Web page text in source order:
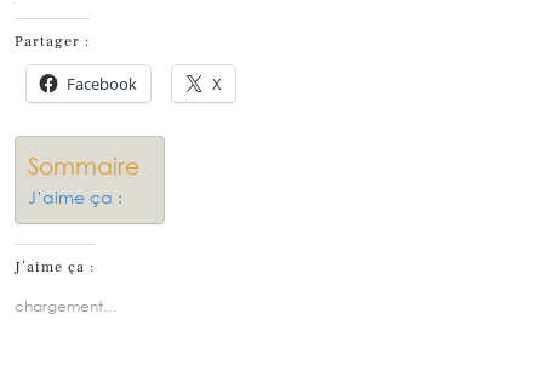
Partager :
Facebook X
Sommaire
J’aime ça :
J’aime ça :
chargement…